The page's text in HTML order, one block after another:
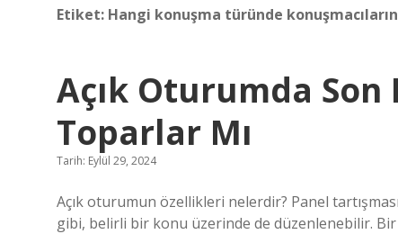
Etiket: Hangi konuşma türünde
Açık Oturumda Son
Toparlar Mı
Tarih: Eylül 29, 2024
Açık oturumun özellikleri nelerdir? Panel
gibi, belirli bir konu üzerinde de düzenlenebilir.